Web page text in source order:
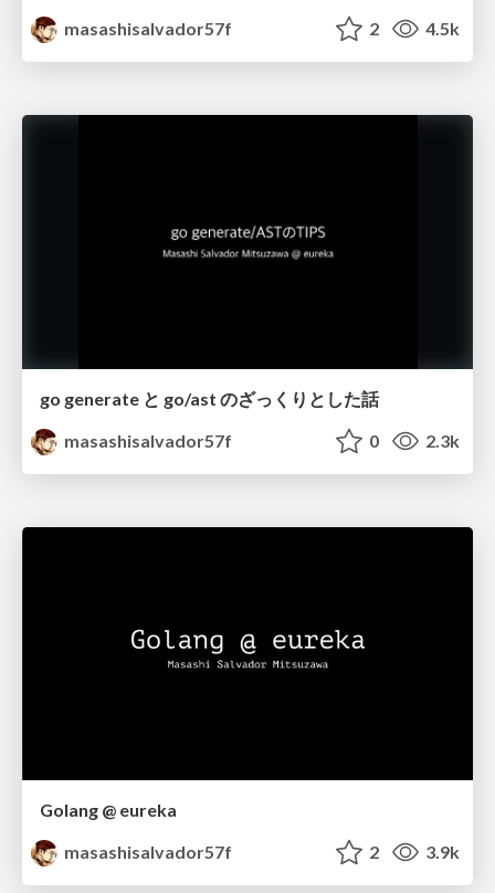
masashisalvador57f
2 4.5k
go generate と go/ast のざっくりとした話
masashisalvador57f
0 2.3k
Golang @ eureka
masashisalvador57f
2 3.9k